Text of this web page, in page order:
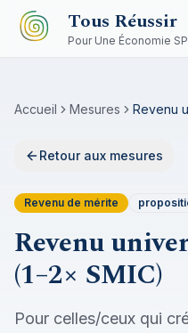
Aller au contenu principal
Tous Réussir
Pour Une Économie
Accueil Mesures Revenu
Retour aux mesures
Revenu de mérite
Revenu
(1–2× SMIC)
Pour celles/ceux qui